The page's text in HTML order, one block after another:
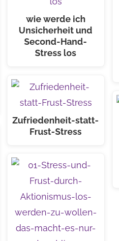
wie werde ich
Unsicherheit und
Second-Hand-
Stress los
Zufriedenheit-statt-
Frust-Stress